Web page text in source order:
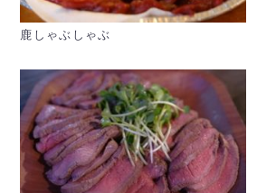
鹿しゃぶしゃぶ